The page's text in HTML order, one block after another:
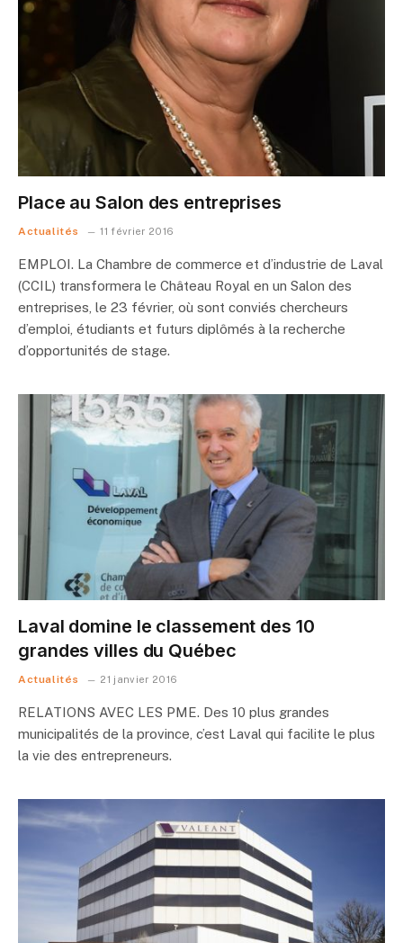
Place au Salon des entreprises
Actualités 11 février 2016
EMPLOI. La Chambre de commerce et d’industrie de Laval
(CCIL) transformera le Château Royal en un Salon des
entreprises, le 23 février, où sont conviés chercheurs
d’emploi, étudiants et futurs diplômés à la recherche
d’opportunités de stage.
Laval domine le classement des 10
grandes villes du Québec
Actualités 21 janvier 2016
RELATIONS AVEC LES PME. Des 10 plus grandes
municipalités de la province, c’est Laval qui facilite le plus
la vie des entrepreneurs.